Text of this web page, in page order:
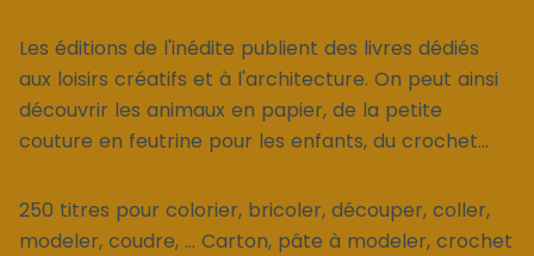
Les éditions de l'inédite publient des livres dédiés
aux loisirs créatifs et à l'architecture. On peut ainsi
découvrir les animaux en papier, de la petite
couture en feutrine pour les enfants, du crochet...
250 titres pour colorier, bricoler, découper, coller,
modeler, coudre, ... Carton, pâte à modeler, crochet